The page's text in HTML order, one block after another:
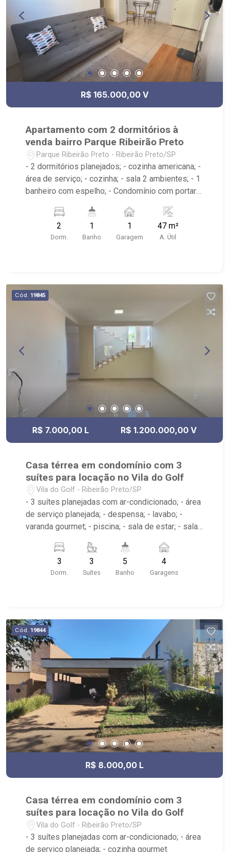
R$ 165.000,00 V
Apartamento com 2 dormitórios à
venda bairro Parque Ribeirão Preto
Parque Ribeirão Preto - Ribeirão Preto/SP
- 2 dormitórios planejados; - cozinha americana; -
área de serviço; - cozinha; - sala 2 ambientes; - 1
banheiro com espelho; - Condomínio com portaria
salão de festa; - Próximo ao Mafiosa Comida de
Rua, Bike Park, Vila Madá
2
Dorm.
1
Banho
1
Garagem
47 m²
A. Útil
Cód. 19845
R$ 7.000,00 L R$ 1.200.000,00 V
Casa térrea em condomínio com 3
suítes para locação no Vila do Golf
Vila do Golf - Ribeirão Preto/SP
- 3 suítes planejadas com ar-condicionado; - área
de serviço planejada; - despensa; - lavabo; -
varanda gourmet; - piscina; - sala de estar; - sala
espelho - Condomínio com quadra de tênis,
playground, piscina, academia, quadra de
esportes, pet place, portaria 24hrs, beach tennis,
3
Dorm.
3
Suítes
5
Banho
4
Garagens
Cód. 19844
R$ 8.000,00 L
Casa térrea em condomínio com 3
suítes para locação no Vila do Golf
Vila do Golf - Ribeirão Preto/SP
- 3 suítes planejadas com ar-condicionado; - área
de serviço planejada; - cozinha gourmet